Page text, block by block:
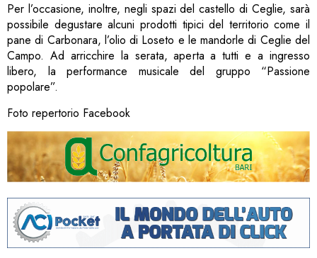
Per l’occasione, inoltre, negli spazi del castello di Ceglie, sarà
possibile degustare alcuni prodotti tipici del territorio come il
pane di Carbonara, l’olio di Loseto e le mandorle di Ceglie del
Campo. Ad arricchire la serata, aperta a tutti e a ingresso
libero, la performance musicale del gruppo “Passione
popolare”.
Foto repertorio Facebook